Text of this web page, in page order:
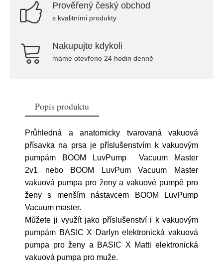
Prověřený český obchod
s kvalitními produkty
Nakupujte kdykoli
máme otevřeno 24 hodin denně
Popis produktu
Průhledná a anatomicky tvarovaná vakuová
přísavka na prsa je příslušenstvím k vakuovým
pumpám BOOM LuvPump Vacuum Master
2v1 nebo BOOM LuvPum Vacuum Master
vakuová pumpa pro ženy a vakuové pumpě pro
ženy s menším nástavcem BOOM LuvPump
Vacuum master.
Můžete ji využít jako příslušenství i k vakuovým
pumpám BASIC X Darlyn elektronická vakuová
pumpa pro ženy a BASIC X Matti elektronická
vakuová pumpa pro muže.